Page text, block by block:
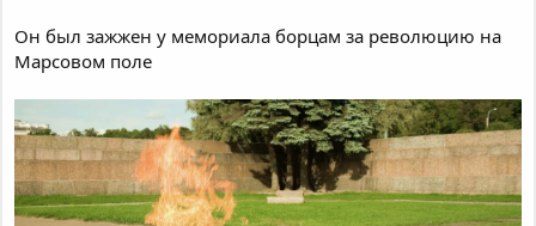
Он был зажжен у мемориала борцам за революцию на
Марсовом поле